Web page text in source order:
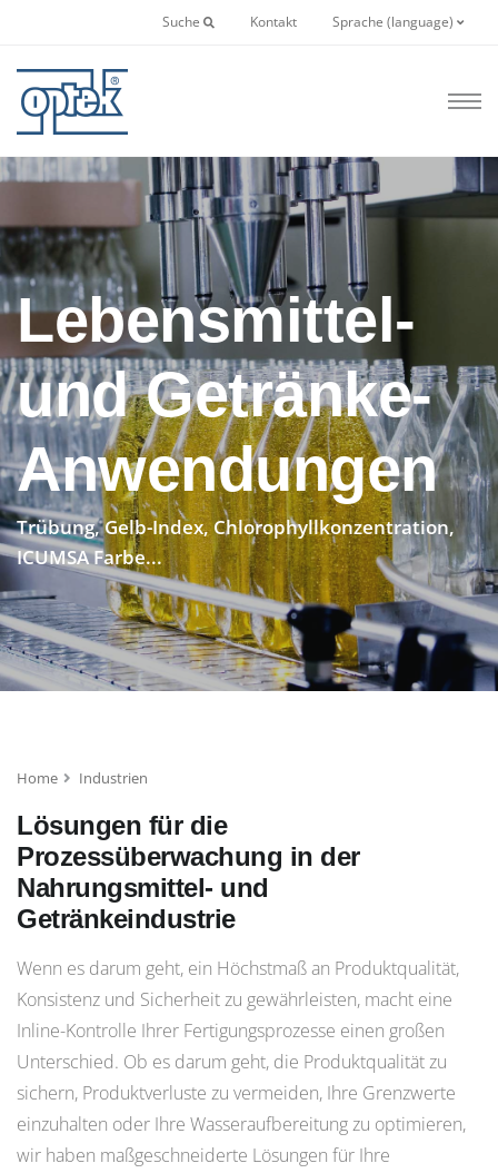
Suche Kontakt Sprache (language)
Lebensmittel-
und Getränke-
Anwendungen
Trübung, Gelb-Index, Chlorophyllkonzentration,
ICUMSA Farbe...
Home Industrien
Lösungen für die
Prozessüberwachung in der
Nahrungsmittel- und
Getränkeindustrie
Wenn es darum geht, ein Höchstmaß an Produktqualität,
Konsistenz und Sicherheit zu gewährleisten, macht eine
Inline-Kontrolle Ihrer Fertigungsprozesse einen großen
Unterschied. Ob es darum geht, die Produktqualität zu
sichern, Produktverluste zu vermeiden, Ihre Grenzwerte
einzuhalten oder Ihre Wasseraufbereitung zu optimieren,
wir haben maßgeschneiderte Lösungen für Ihre